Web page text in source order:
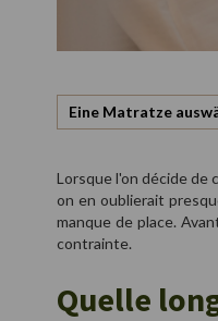
Eine Matratze
Lorsque l'on décide de
on en oublierait
manque de place.
contrainte.
Quelle